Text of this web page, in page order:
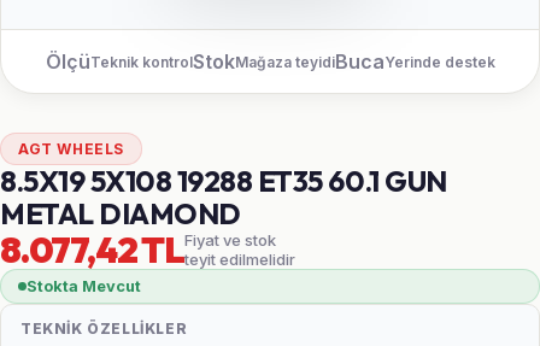
ÖlçüTeknik kontrolStokMağaza teyidiBucaYerinde destek
AGT WHEELS
8.5X19 5X108 19288 ET35 60.1 GUN
METAL DIAMOND
8.077,42 TLFiyat ve stok
teyit edilmelidir
Stokta Mevcut
TEKNIK ÖZELLIKLER